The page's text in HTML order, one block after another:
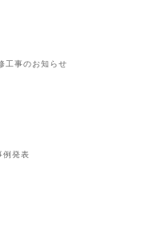
事のお知らせ
例発表